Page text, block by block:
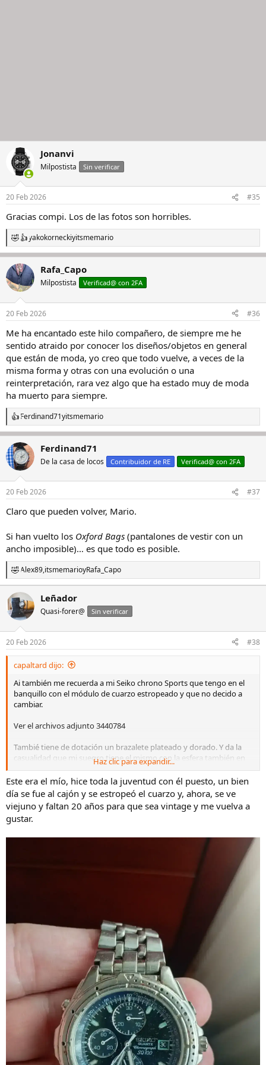
Jonanvi
Milpostista Sin verificar
20 Feb 2026 #35
Gracias compi. Los de las fotos son horribles.
R
e
c
c
i
e
:
yakokorneckiyitsmemario
Rafa_Capo
Milpostista Verificad@ con 2FA
20 Feb 2026 #36
Me ha encantado este hilo compañero, de siempre me he
sentido atraido por conocer los diseños/objetos en general
que están de moda, yo creo que todo vuelve, a veces de la
misma forma y otras con una evolución o una
reinterpretación, rara vez algo que ha estado muy de moda
ha muerto para siempre.
R
e
a
c
c
i
e
:
Ferdinand71yitsmemario
Ferdinand71
De la casa de locos Contribuidor de RE Verificad@ con 2FA
20 Feb 2026 #37
Claro que pueden volver, Mario.
Si han vuelto los Oxford Bags (pantalones de vestir con un
ancho imposible)… es que todo es posible.
R
e
a
c
c
o
n
e
Alex89,itsmemarioyRafa_Capo
Leñador
Quasi-forer@ Sin verificar
20 Feb 2026 #38
capaltard dijo:
Ai también me recuerda a mi Seiko chrono Sports que tengo en el
banquillo con el módulo de cuarzo estropeado y que no decido a
cambiar.
Ver el archivos adjunto 3440784
Tambié tiene de dotación un brazalete plateado y dorado. Y da la
casualidad que mi suegro tiene el mismo con la esfera también en
amarillo.
Haz clic para expandir...
Este era el mío, hice toda la juventud con él puesto, un bien
día se fue al cajón y se estropeó el cuarzo y, ahora, se ve
viejuno y faltan 20 años para que sea vintage y me vuelva a
gustar.